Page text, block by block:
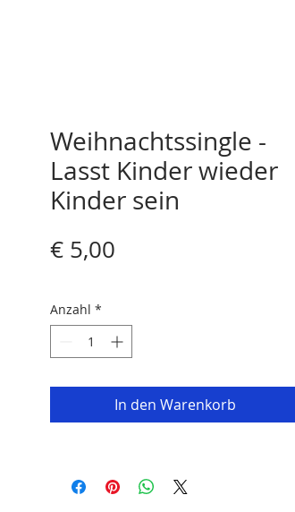
Weihnachtssingle -
Lasst Kinder wieder
Kinder sein
€ 5,00
Anzahl *
In den Warenkorb